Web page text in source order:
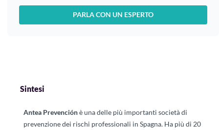
PARLA CON UN ESPERTO
Sintesi
Antea Prevenciónè una delle più importanti società di
prevenzione dei rischi professionali in Spagna. Ha più di 20